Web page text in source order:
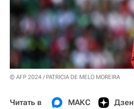
© AFP 2024 / PATRICIA DE MELO MOREIRA
Читать в МАКС Дзен